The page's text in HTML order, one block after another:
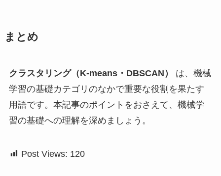
まとめ
クラスタリング（K-means・DBSCAN）
は、機械
学習の基礎カテゴリのなかで重要な役割を果たす
用語です。本記事のポイントをおさえて、機械学
習の基礎への理解を深めましょう。
Post Views: 120